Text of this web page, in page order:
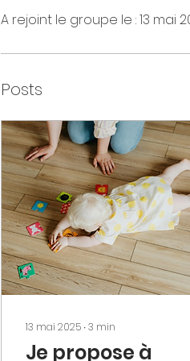
A rejoint le groupe le : 13 mai
Posts
13 mai 2025 ∙3 min
Je propose à